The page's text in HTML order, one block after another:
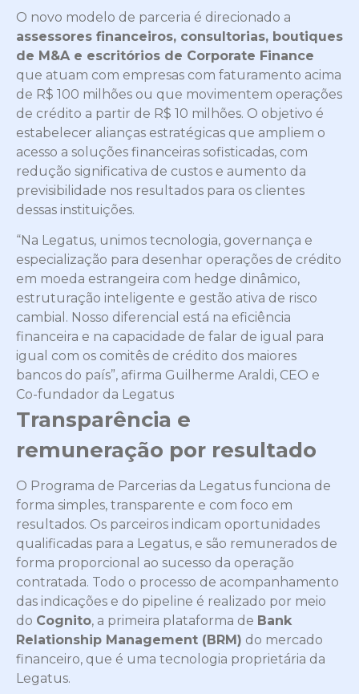
O novo modelo de parceria é direcionado a
assessores financeiros, consultorias, boutiques
de M&A e escritórios de Corporate Finance
que atuam com empresas com faturamento acima
de R$ 100 milhões ou que movimentem operações
de crédito a partir de R$ 10 milhões. O objetivo é
estabelecer alianças estratégicas que ampliem o
acesso a soluções financeiras sofisticadas, com
redução significativa de custos e aumento da
previsibilidade nos resultados para os clientes
dessas instituições.
“Na Legatus, unimos tecnologia, governança e
especialização para desenhar operações de crédito
em moeda estrangeira com hedge dinâmico,
estruturação inteligente e gestão ativa de risco
cambial. Nosso diferencial está na eficiência
financeira e na capacidade de falar de igual para
igual com os comitês de crédito dos maiores
bancos do país”, afirma Guilherme Araldi, CEO e
Co-fundador da Legatus
Transparência e
remuneração por resultado
O Programa de Parcerias da Legatus funciona de
forma simples, transparente e com foco em
resultados. Os parceiros indicam oportunidades
qualificadas para a Legatus, e são remunerados de
forma proporcional ao sucesso da operação
contratada. Todo o processo de acompanhamento
das indicações e do pipeline é realizado por meio
do Cognito, a primeira plataforma de Bank
Relationship Management (BRM) do mercado
financeiro, que é uma tecnologia proprietária da
Legatus.